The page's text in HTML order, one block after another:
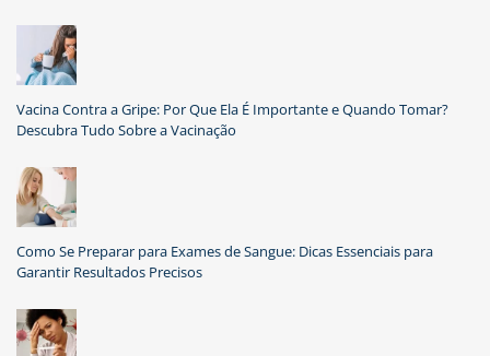
Vacina Contra a Gripe: Por Que Ela É Importante e Quando Tomar?
Descubra Tudo Sobre a Vacinação
Como Se Preparar para Exames de Sangue: Dicas Essenciais para
Garantir Resultados Precisos